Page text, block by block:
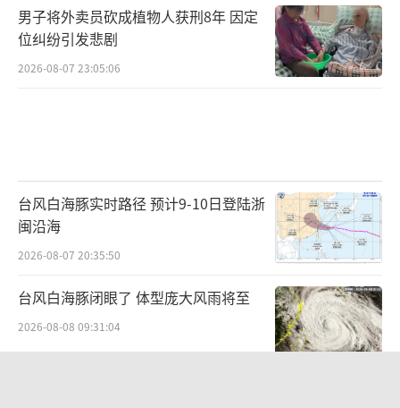
男子将外卖员砍成植物人获刑8年 因定
位纠纷引发悲剧
2026-08-07 23:05:06
台风白海豚实时路径 预计9-10日登陆浙
闽沿海
2026-08-07 20:35:50
台风白海豚闭眼了 体型庞大风雨将至
2026-08-08 09:31:04